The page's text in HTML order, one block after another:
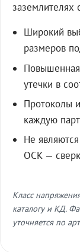
заземлителях
Широкий
размеров
Повышенная
утечки в
Протоколы
каждую
Не
ОСК —
Класс
каталогу и КД.
уточняется по